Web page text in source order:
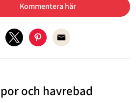
Kommentera här
och havrebad